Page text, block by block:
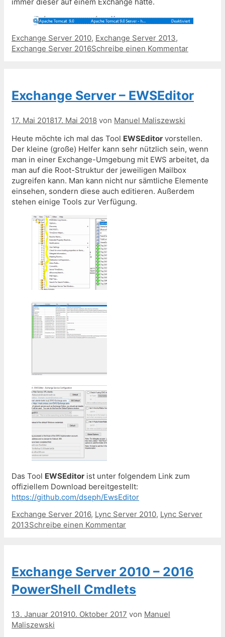
immer dieser auf einem Exchange hatte.
Kategorien
Exchange Server 2010, Exchange Server 2013,
Exchange Server 2016Schreibe einen Kommentar
Exchange Server – EWSEditor
17. Mai 201817. Mai 2018 von Manuel Maliszewski
Heute möchte ich mal das Tool EWSEditor vorstellen.
Der kleine (große) Helfer kann sehr nützlich sein, wenn
man in einer Exchange-Umgebung mit EWS arbeitet, da
man auf die Root-Struktur der jeweiligen Mailbox
zugreifen kann. Man kann nicht nur sämtliche Elemente
einsehen, sondern diese auch editieren. Außerdem
stehen einige Tools zur Verfügung.
Das Tool EWSEditor ist unter folgendem Link zum
offiziellem Download bereitgestellt:
https://github.com/dseph/EwsEditor
Kategorien
Exchange Server 2016, Lync Server 2010, Lync Server
2013Schreibe einen Kommentar
Exchange Server 2010 – 2016
PowerShell Cmdlets
13. Januar 201910. Oktober 2017 von Manuel
Maliszewski